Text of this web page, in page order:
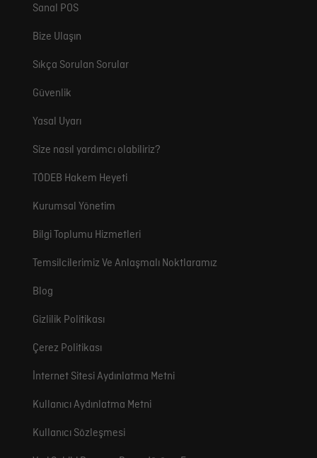
Sanal POS
Bize Ulaşın
Sıkça Sorulan Sorular
Güvenlik
Yasal Uyarı
Size nasıl yardımcı olabiliriz?
TÖDEB Hakem Heyeti
Kurumsal Yönetim
Bilgi Toplumu Hizmetleri
Temsilcilerimiz Ve Anlaşmalı Noktlaramız
Blog
Gizlilik Politikası
Çerez Politikası
İnternet Sitesi Aydınlatma Metni
Kullanıcı Aydınlatma Metni
Kullanıcı Sözleşmesi